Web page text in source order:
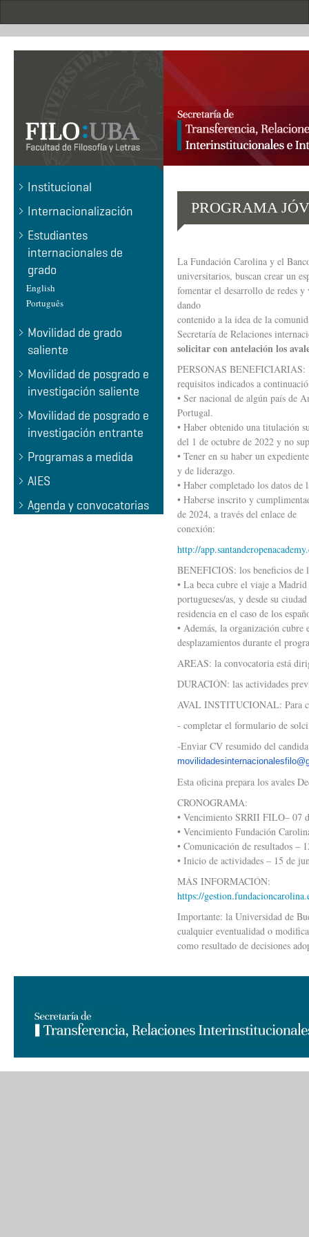
.
Institucional
Internacionalización
Estudiantes
internacionales de
grado
English
Português
Movilidad de grado
saliente
Movilidad de posgrado e
investigación saliente
Movilidad de posgrado e
investigación entrante
Programas a medida
AIES
Agenda y convocatorias
PROGRAMA
La Fundación Carolina y el
universitarios, buscan crear un
fomentar el desarrollo de redes
dando
contenido a la idea de la
Secretaría de Relaciones
solicitar con antelación los
PERSONAS BENEFICIARIAS:
requisitos indicados a
• Ser nacional de algún país de
Portugal.
• Haber obtenido una titulación
del 1 de octubre de 2022 y no
• Tener en su haber un
y de liderazgo.
• Haber completado los datos
• Haberse inscrito y
de 2024, a través del enlace de
conexión:
http://
BENEFICIOS: los beneficios de
• La beca cubre el viaje a
portugueses/as, y desde su
residencia en el caso de los
• Además, la organización
desplazamientos durante el
AREAS: la convocatoria está
DURACIÓN: las actividades
AVAL INSTITUCIONAL: Para
- completar el formulario de
-Enviar CV resumido del
Esta oficina prepara los avales
CRONOGRAMA:
• Vencimiento SRRII FILO– 07
• Vencimiento Fundación
• Comunicación de resultados –
• Inicio de actividades – 15 de
MÁS INFORMACIÓN:
https://
Importante: la Universidad de
cualquier eventualidad o
como resultado de decisiones